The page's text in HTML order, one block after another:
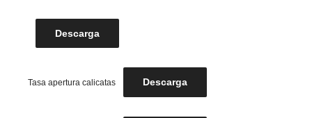
Descarga
Tasa apertura calicatas Descarga